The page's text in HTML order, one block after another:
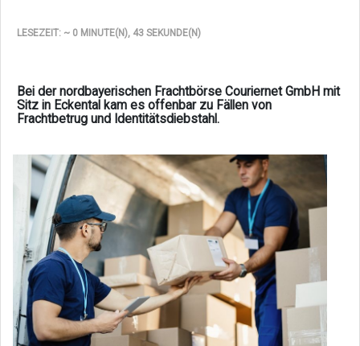
LESEZEIT: ~ 0 MINUTE(N), 43 SEKUNDE(N)
Bei der nordbayerischen Frachtbörse Couriernet GmbH mit
Sitz in Eckental kam es offenbar zu Fällen von
Frachtbetrug und Identitätsdiebstahl.